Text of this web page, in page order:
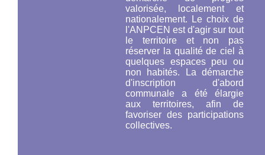
valorisée, localement et
nationalement. Le choix de
l'ANPCEN est d'agir sur tout
le territoire et non pas
réserver la qualité de ciel à
quelques espaces peu ou
non habités. La démarche
d'inscription d'abord
communale a été élargie
aux territoires, afin de
favoriser des participations
collectives.